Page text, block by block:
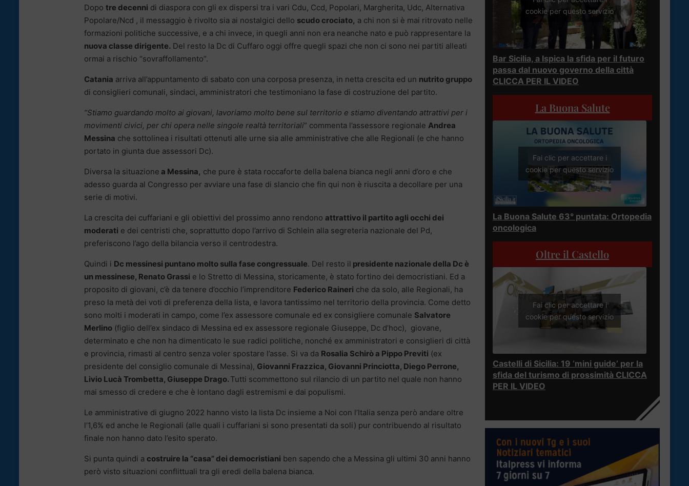
Dopo tre decenni di diaspora con gli ex dispersi tra i vari Cdu, Ccd, Popolari, Margherita, Udc, Alternativa
Popolare/Ncd , il messaggio è rivolto sia ai nostalgici dello scudo crociato, a chi non si è mai ritrovato nelle
formazioni politiche successive, e a chi invece, in quegli anni non era neanche nato e può rappresentare la
nuova classe dirigente. Del resto la Dc di Cuffaro oggi offre quegli spazi che non ci sono nei partiti alleati
ormai a rischio “sovraffollamento”.
Catania arriva all’appuntamento di sabato con una corposa presenza, in netta crescita ed un nutrito gruppo
di consiglieri comunali, sindaci, amministratori che testimoniano la fase di costruzione del partito.
“Stiamo guardando molto ai giovani, lavoriamo molto bene sul territorio e stiamo diventando attrattivi per i
movimenti civici, per chi opera nelle singole realtà territoriali” commenta l’assessore regionale Andrea
Messina che sottolinea i risultati ottenuti alle urne sia alle amministrative che alle Regionali (e che hanno
portato in giunta due assessori Dc).
Diversa la situazione a Messina, che pure è stata roccaforte della balena bianca negli anni d’oro e che
adesso guarda al Congresso per avviare una fase di slancio che fin qui non è riuscita a decollare per una
serie di motivi.
La crescita dei cuffariani e gli obiettivi del prossimo anno rendono attrattivo il partito agli occhi dei
moderati e dei centristi che, soprattutto dopo l’arrivo di Schlein alla segreteria nazionale del Pd,
preferiscono l’ago della bilancia verso il centrodestra.
Quindi i Dc messinesi puntano molto sulla fase congressuale. Del resto il presidente nazionale della Dc è
un messinese, Renato Grassi e lo Stretto di Messina, storicamente, è stato fortino dei democristiani. Ed a
proposito di giovani, c’è da tenere d’occhio l’imprenditore Federico Raineri che da solo, alle Regionali, ha
preso la metà dei voti di preferenza della lista, e lavora tantissimo nel territorio della provincia. Come detto
sono molti i moderati in campo, come l’ex assessore comunale ed ex consigliere comunale Salvatore
Merlino (figlio dell’ex sindaco di Messina ed ex assessore regionale Giuseppe, Dc d’hoc), giovane,
determinato e che non ha dimenticato le sue radici politiche, nonché ex amministratori e consiglieri di città
e provincia, rimasti al centro senza voler spostare l’asse. Si va da Rosalia Schirò a Pippo Previti (ex
presidente del consiglio comunale di Messina), Giovanni Frazzica, Giovanni Princiotta, Diego Perrone,
Livio Lucà Trombetta, Giuseppe Drago. Tutti scommettono sul rilancio di un partito nel quale non hanno
mai smesso di credere e che è lontano dagli estremismi e dai populismi.
Le amministrative di giugno 2022 hanno visto la lista Dc insieme a Noi con l’Italia senza però andare oltre
l’1,6% ed anche le Regionali (alle quali i cuffariani si sono presentati da soli) pur contribuendo al risultato
finale non hanno dato l’esito sperato.
Si punta quindi a costruire la “casa” dei democristiani ben sapendo che a Messina gli ultimi 30 anni hanno
però visto situazioni conflittuali tra gli eredi della balena bianca.
cookie per questo servizio
Bar Sicilia, a Ispica la sfida per il futuro
passa dal nuovo governo della città
CLICCA PER IL VIDEO
La Buona Salute
Fai clic per accettare i
cookie per questo servizio
La Buona Salute 63° puntata: Ortopedia
oncologica
Oltre il Castello
Fai clic per accettare i
cookie per questo servizio
Castelli di Sicilia: 19 ‘mini guide’ per la
sfida del turismo di prossimità CLICCA
PER IL VIDEO